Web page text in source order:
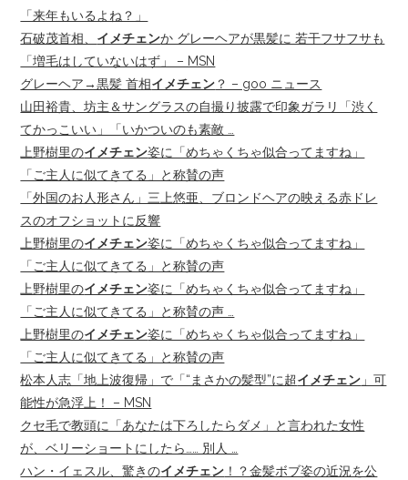
「来年もいるよね？」
石破茂首相、 イメチェンか グレーヘアが黒髪に 若干フサフサも
「増毛はしていないはず」 – MSN
グレーヘア→黒髪 首相イメチェン ？ – goo ニュース
山田裕貴、坊主＆サングラスの自撮り披露で印象ガラリ「渋く
てかっこいい」「いかついのも素敵 …
上野樹里のイメチェン姿に「めちゃくちゃ似合ってますね」
「ご主人に似てきてる」と称賛の声
「外国のお人形さん」三上悠亜、ブロンドヘアの映える赤ドレ
スのオフショットに反響
上野樹里のイメチェン姿に「めちゃくちゃ似合ってますね」
「ご主人に似てきてる」と称賛の声
上野樹里のイメチェン姿に「めちゃくちゃ似合ってますね」
「ご主人に似てきてる」と称賛の声 …
上野樹里のイメチェン姿に「めちゃくちゃ似合ってますね」
「ご主人に似てきてる」と称賛の声
松本人志「地上波復帰」で「“まさかの髪型”に超イメチェン 」可
能性が急浮上！ – MSN
クセ毛で教頭に「あなたは下ろしたらダメ」と言われた女性
が、ベリーショートにしたら…… 別人 …
ハン・イェスル、驚きのイメチェン ！？金髪ボブ姿の近況を公